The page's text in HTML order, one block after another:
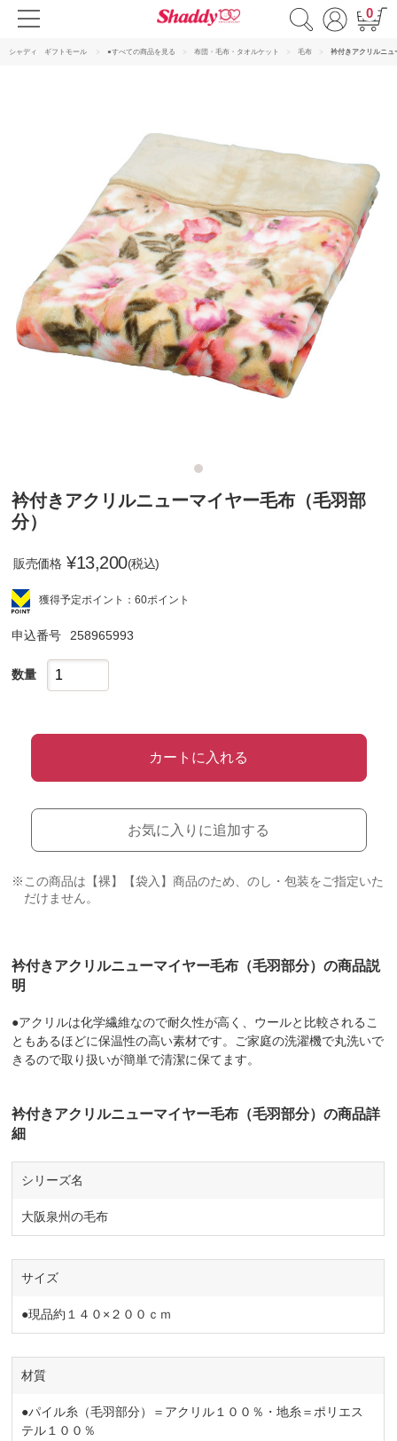
0
シャディ ギフトモール ●すべての商品を見る 布団・毛布・タオルケット 毛布 衿付きアクリルニュ
衿付きアクリルニューマイヤー毛布（毛羽部
分）
販売価格 ¥13,200(税込)
獲得予定ポイント：60ポイント
申込番号 258965993
数量
カートに入れる
お気に入りに追加する
※この商品は【裸】【袋入】商品のため、のし・包装をご指定いた
だけません。
衿付きアクリルニューマイヤー毛布（毛羽部分）の商品説
明
●アクリルは化学繊維なので耐久性が高く、ウールと比較されるこ
ともあるほどに保温性の高い素材です。ご家庭の洗濯機で丸洗いで
きるので取り扱いが簡単で清潔に保てます。
衿付きアクリルニューマイヤー毛布（毛羽部分）の商品詳
細
シリーズ名
大阪泉州の毛布
サイズ
●現品約１４０×２００ｃｍ
材質
●パイル糸（毛羽部分）＝アクリル１００％・地糸＝ポリエス
テル１００％